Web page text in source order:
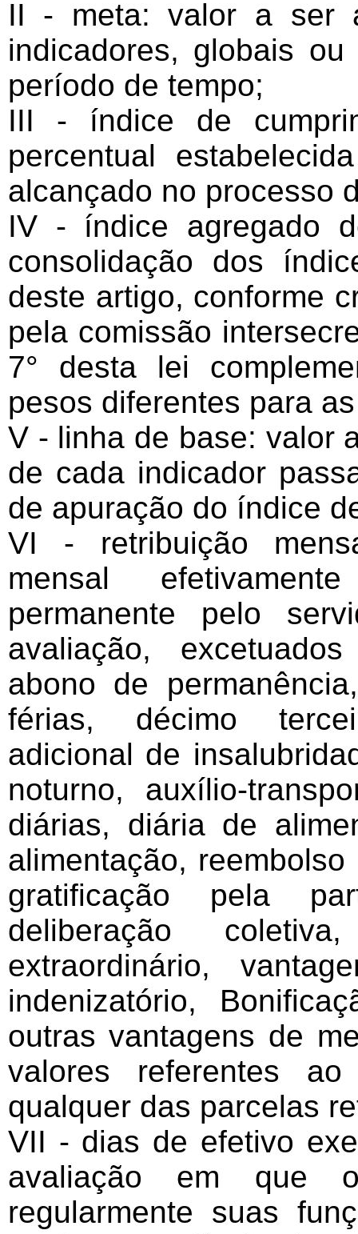
II - meta: valor a ser
indicadores, globais
período de tempo;
III - índice de
percentual
alcançado no processo
IV - índice agregado
consolidação dos
deste artigo, conforme
pela comissão
7° desta lei
pesos diferentes para
V - linha de base: valor
de cada indicador
de apuração do índice
VI - retribuição
mensal
permanente pelo
avaliação,
abono de
férias, décimo
adicional de
noturno, auxílio-
diárias, diária de
alimentação,
gratificação pela
deliberação
extraordinário,
indenizatório,
outras vantagens de
valores referentes
qualquer das parcelas
VII - dias de efetivo
avaliação em que
regularmente suas